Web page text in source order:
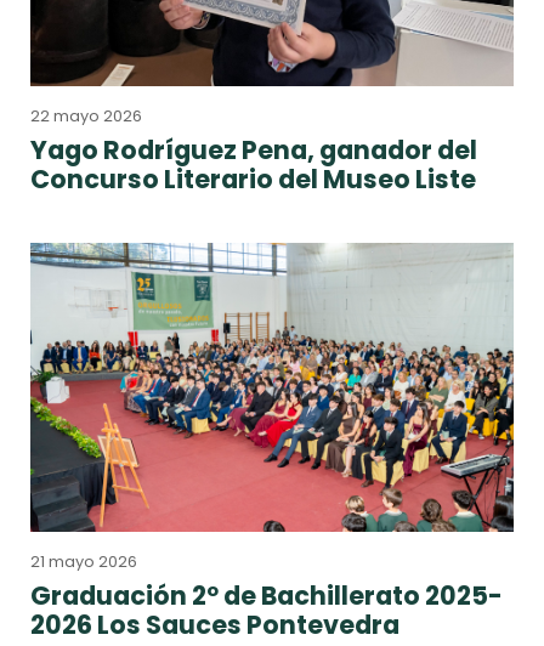
22 mayo 2026
Yago Rodríguez Pena, ganador del
Concurso Literario del Museo Liste
21 mayo 2026
Graduación 2º de Bachillerato 2025-
2026 Los Sauces Pontevedra